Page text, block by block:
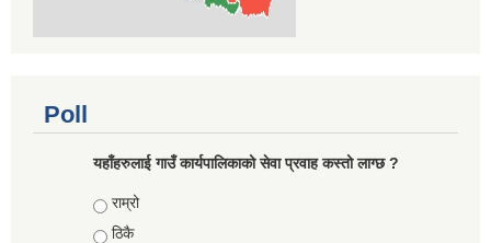
Poll
यहाँहरुलाई गाउँ कार्यपालिकाको सेवा प्रवाह कस्तो लाग्छ ?
Choices
राम्रो
ठिकै